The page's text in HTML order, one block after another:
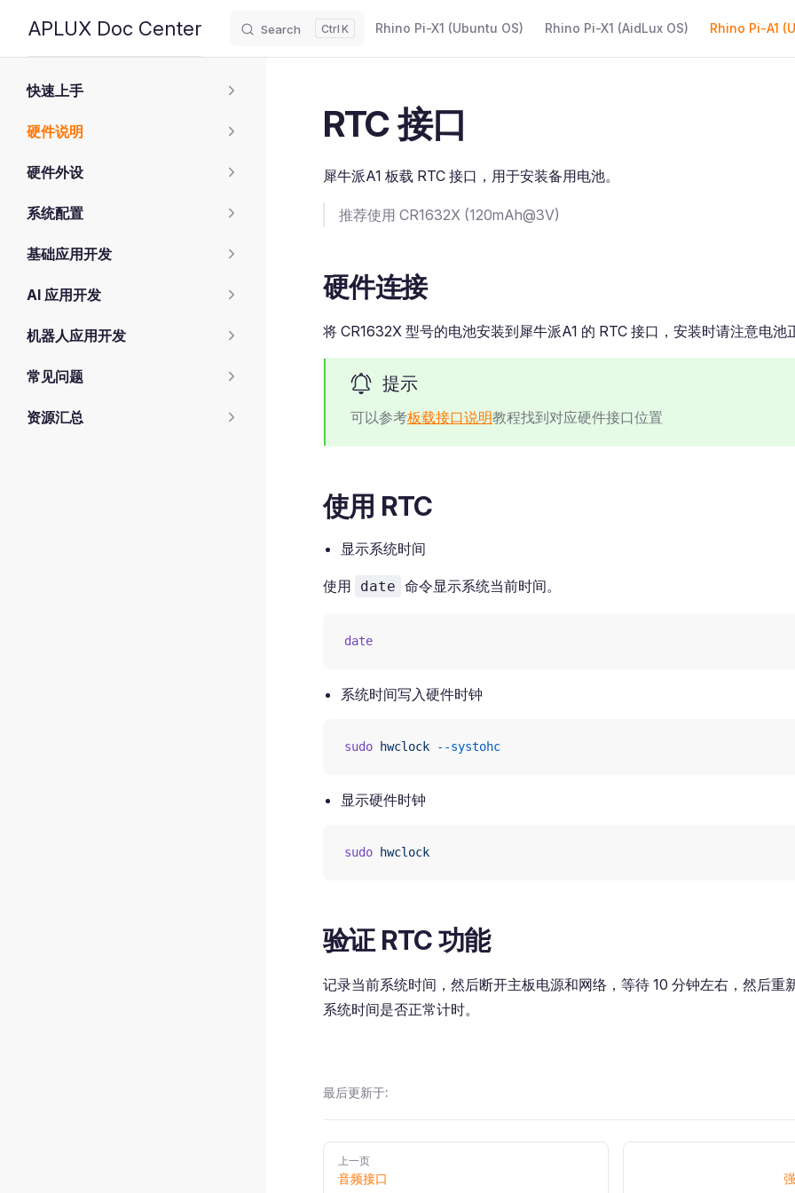
Skip to content
APLUX Doc Center Search K Rhino Pi-X1 (Ubuntu OS) Rhino Pi-X1 (AidLux OS) Rhino Pi-A1
快速上手
硬件说明
硬件外设
系统配置
基础应用开发
AI 应用开发
机器人应用开发
常见问题
资源汇总
RTC 接口
犀牛派A1 板载 RTC 接口，用于安装备用电池。
推荐使用 CR1632X (120mAh@3V)
硬件连接
将 CR1632X 型号的电池安装到犀牛派A1 的 RTC 接口，安装时请注意电池
提示
可以参考板载接口说明教程找到对应硬件接口位置
使用 RTC
显示系统时间
使用 date 命令显示系统当前时间。
date
系统时间写入硬件时钟
sudo hwclock --systohc
显示硬件时钟
sudo hwclock
验证 RTC 功能
记录当前系统时间，然后断开主板电源和网络，等待 10 分钟左右，然后重
系统时间是否正常计时。
最后更新于:
Pager
上一页
音频接口